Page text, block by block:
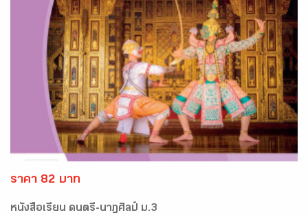
ราคา 82 บาท
หนังสือเรียน ดนตรี-นาฏศิลป์ ม.3